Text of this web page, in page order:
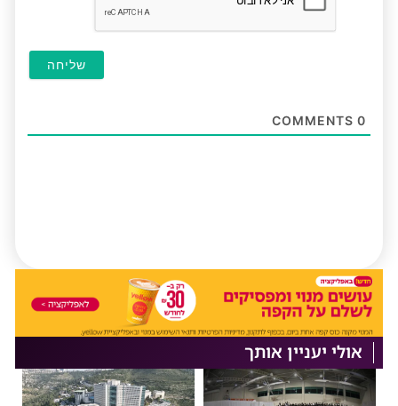
0
אולי יעניין אותך